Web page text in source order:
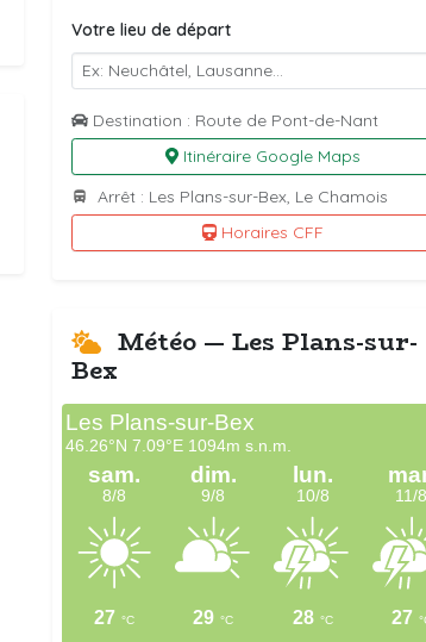
Votre lieu de départ
Destination : Route de Pont-de-Nant
Itinéraire Google Maps
Arrêt : Les Plans-sur-Bex, Le Chamois
Horaires CFF
Météo — Les Plans-sur-
Bex